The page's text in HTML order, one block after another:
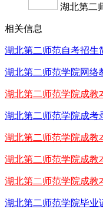
湖北第二
相关信息
湖北第二师范自考招生
湖北第二师范学院网络
湖北第二师范学院成教
湖北第二师范学院成考
湖北第二师范学院成教
湖北第二师范学院成教
湖北第二师范学院成教
湖北第二师范学院毕业